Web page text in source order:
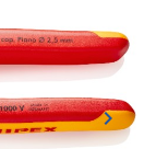
keyboard_arrow_right